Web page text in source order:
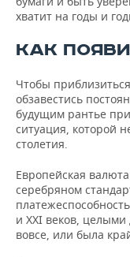
хватит на годы и
КАК
Чтобы
обзавестись
будущим рантье
ситуация, которой
столетия.
Европейская
серебряном
и XXI веков, целыми
вовсе, или была